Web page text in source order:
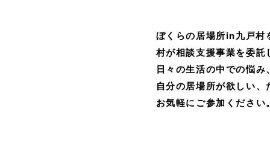
ぼくらの居場所in九戸村
村が相談支援事業を委託
日々の生活の中での悩み
自分の居場所が欲しい、
お気軽にご参加ください